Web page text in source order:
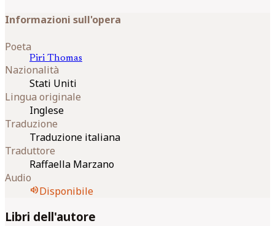
Informazioni sull'opera
Poeta
Piri Thomas
Nazionalità
Stati Uniti
Lingua originale
Inglese
Traduzione
Traduzione italiana
Traduttore
Raffaella Marzano
Audio
volume_upDisponibile
Libri dell'autore